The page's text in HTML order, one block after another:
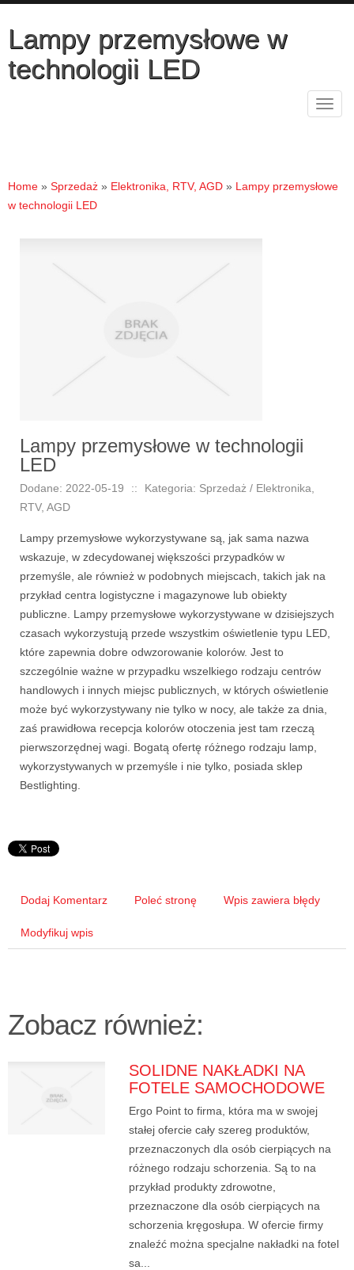
Lampy przemysłowe w
technologii LED
Home » Sprzedaż » Elektronika, RTV, AGD » Lampy przemysłowe
w technologii LED
Lampy przemysłowe w technologii
LED
Dodane: 2022-05-19 ::
Kategoria: Sprzedaż / Elektronika,
RTV, AGD
Lampy przemysłowe wykorzystywane są, jak sama nazwa
wskazuje, w zdecydowanej większości przypadków w
przemyśle, ale również w podobnych miejscach, takich jak na
przykład centra logistyczne i magazynowe lub obiekty
publiczne. Lampy przemysłowe wykorzystywane w dzisiejszych
czasach wykorzystują przede wszystkim oświetlenie typu LED,
które zapewnia dobre odwzorowanie kolorów. Jest to
szczególnie ważne w przypadku wszelkiego rodzaju centrów
handlowych i innych miejsc publicznych, w których oświetlenie
może być wykorzystywany nie tylko w nocy, ale także za dnia,
zaś prawidłowa recepcja kolorów otoczenia jest tam rzeczą
pierwszorzędnej wagi. Bogatą ofertę różnego rodzaju lamp,
wykorzystywanych w przemyśle i nie tylko, posiada sklep
Bestlighting.
Dodaj Komentarz Poleć stronę Wpis zawiera błędy
Modyfikuj wpis
Zobacz również:
SOLIDNE NAKŁADKI NA
FOTELE SAMOCHODOWE
Ergo Point to firma, która ma w swojej
stałej ofercie cały szereg produktów,
przeznaczonych dla osób cierpiących na
różnego rodzaju schorzenia. Są to na
przykład produkty zdrowotne,
przeznaczone dla osób cierpiących na
schorzenia kręgosłupa. W ofercie firmy
znaleźć można specjalne nakładki na fotel
sa...